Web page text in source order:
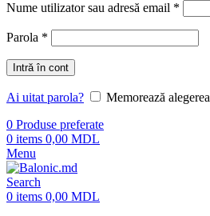
Nume utilizator sau adresă email *
Parola *
Intră în cont
Ai uitat parola?
Memorează alegerea
0 Produse preferate
0 items 0,00 MDL
Menu
Search
0 items 0,00 MDL